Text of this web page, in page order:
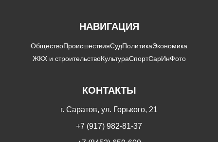
НАВИГАЦИЯ
ОбществоПроисшествияСудПолитикаЭкономика
ЖКХ и строительствоКультураСпортСарИнФото
КОНТАКТЫ
г. Саратов, ул. Горького, 21
+7 (917) 982-81-37